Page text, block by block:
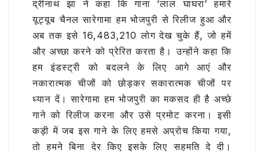
द्रीनाथ झा ने कहा कि गाना ‘लाल घाघरा’ हमारे
यूट्यूब चैनल सारेगामा हम भोजपुरी से रिलीज हुआ और
अब तक इसे 16,483,210 लोग देख चुके हैं, जो हमें
और अच्छा करने को प्रेरित करता है। उन्होंने कहा कि
हम इंडस्ट्री को बदलने के लिए आगे आएं और
नकारात्मक चीजों को छोड़कर सकारात्मक चीजों पर
ध्यान दें। सारेगामा हम भोजपुरी का मकसद ही है अच्छे
गाने को रिलीज करना और उसे प्रमोट करना। इसी
कड़ी में जब इस गाने के लिए हमसे अप्रोच किया गया,
तो हमने बिना देर किए इसके लिए सहमति दे दी।